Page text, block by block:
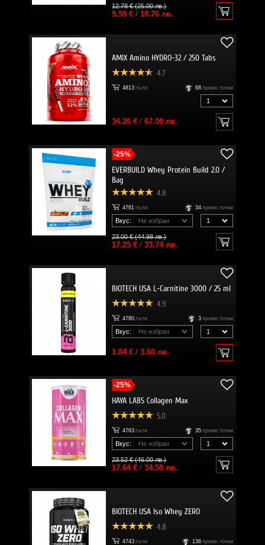
12.78 € (25.00 лв.)
9.59 €/ 18.76 лв.
AMIX Amino HYDRO-32 / 250 Tabs
4.7
4813 пъти 68 промо точки
34.26 €/ 67.00 лв.
-25%
EVERBUILD Whey Protein Build 2.0 /
Bag
4.8
4781 пъти 34 промо точки
Вкус:
23.00 € (44.98 лв.)
17.25 €/ 33.74 лв.
BIOTECH USA L-Carnitine 3000 / 25 ml
4.9
4780 пъти 3 промо точки
Вкус:
1.84 €/ 3.60 лв.
-25%
HAYA LABS Collagen Max
5.0
4763 пъти 35 промо точки
Вкус:
23.52 € (46.00 лв.)
17.64 €/ 34.50 лв.
BIOTECH USA Iso Whey ZERO
4.8
4743 пъти 136 промо точки